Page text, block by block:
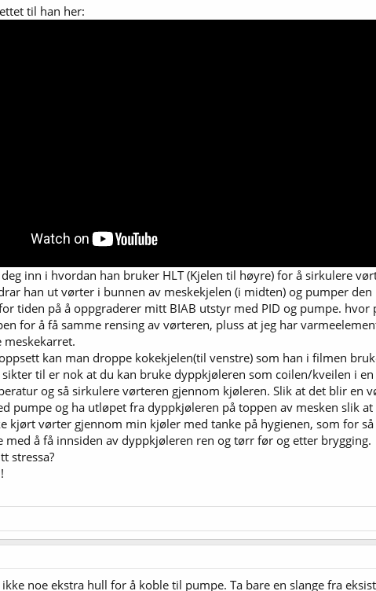
til han her:
inn i hvordan han bruker HLT (Kjelen til høyre) for å sirkulere
han ut vørter i bunnen av meskekjelen (i midten) og pumper
tiden på å oppgraderer mitt BIAB utstyr med PID og pumpe.
for å få samme rensing av vørteren, pluss at jeg har
meskekarret.
kan man droppe kokekjelen(til venstre) som han i filmen
sikter til er nok at du kan bruke dyppkjøleren som coilen/kveilen i
og så sirkulere vørteren gjennom kjøleren. Slik at det blir en
pumpe og ha utløpet fra dyppkjøleren på toppen av mesken slik
kjørt vørter gjennom min kjøler med tanke på hygienen, som for
med å få innsiden av dyppkjøleren ren og tørr før og etter brygging.
stressa?
noe ekstra hull for å koble til pumpe. Ta bare en slange fra